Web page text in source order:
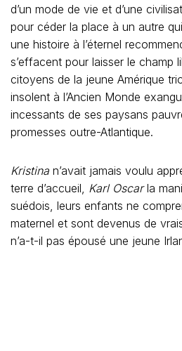
d’un mode de vie et d’une
pour céder la place à un autre
une histoire à l’éternel
s’effacent pour laisser le champ
citoyens de la jeune Amérique
insolent à l’Ancien Monde
incessants de ses paysans
promesses outre-Atlantique.
Kristina n’avait jamais voulu
terre d’accueil, Karl Oscarla
suédois, leurs enfants ne
maternel et sont devenus de
n’a-t-il pas épousé une jeune